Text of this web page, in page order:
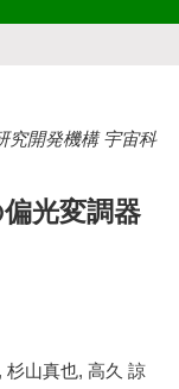
究開発機構 宇宙科
光変調器
杉山真也, 高久 諒